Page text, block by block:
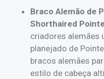
Braco Alemão de
Shorthaired
criadores alemães
planejado de
bracos alemães
estilo de cabeça